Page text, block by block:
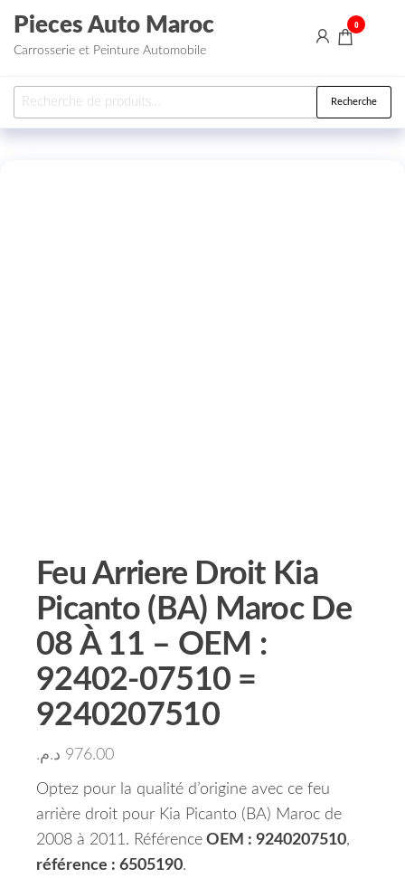
Aller au contenu
Pieces Auto Maroc
Carrosserie et Peinture Automobile
0
Recherche pour : Recherche
Feu Arriere Droit Kia
Picanto (BA) Maroc De
08 À 11 – OEM :
92402-07510 =
9240207510
976.00 د.م.
Optez pour la qualité d’origine avec ce feu
arrière droit pour Kia Picanto (BA) Maroc de
2008 à 2011. Référence OEM : 9240207510,
référence : 6505190.